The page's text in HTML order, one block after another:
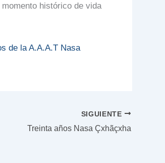
histórico de vida
de la A.A.A.T Nasa
SIGUIENTE
Treinta años Nasa Çxhãçxha